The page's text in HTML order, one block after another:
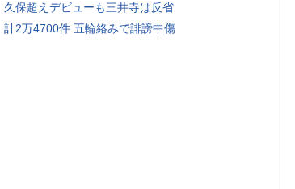
久保超えデビューも三井寺は反省
計2万4700件 五輪絡みで誹謗中傷